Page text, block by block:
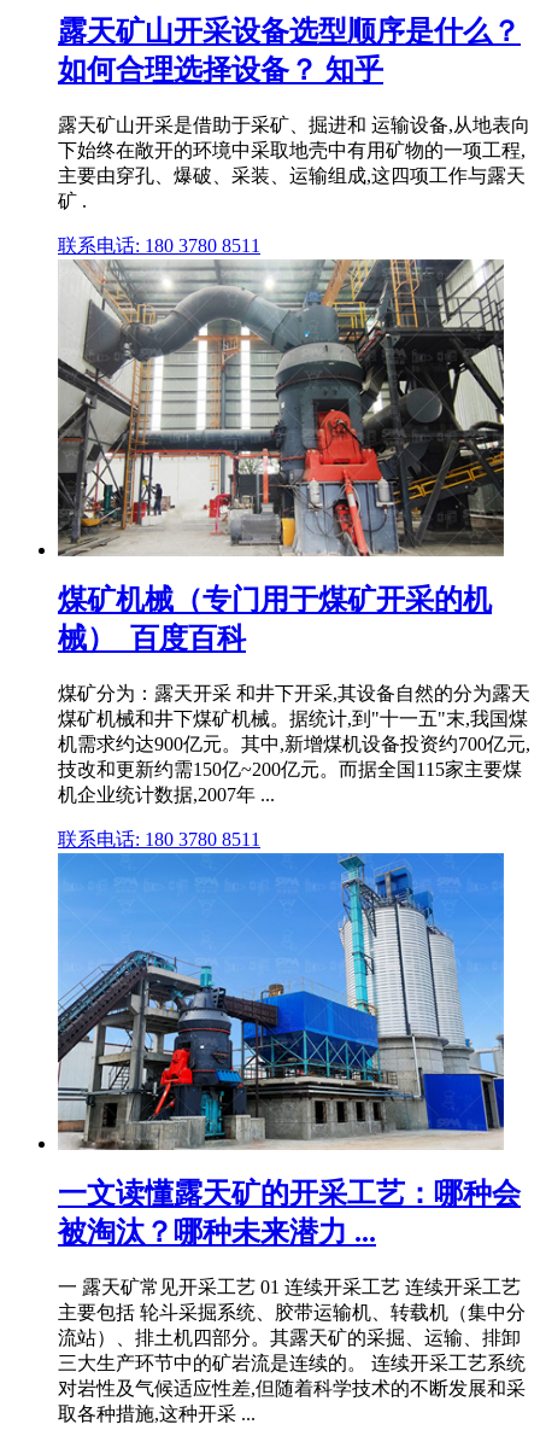
露天矿山开采设备选型顺序是什么？
如何合理选择设备？ 知乎
露天矿山开采是借助于采矿、掘进和 运输设备,从地表向
下始终在敞开的环境中采取地壳中有用矿物的一项工程,
主要由穿孔、爆破、采装、运输组成,这四项工作与露天
矿 .
联系电话: 180 3780 8511
煤矿机械（专门用于煤矿开采的机
械）_百度百科
煤矿分为：露天开采 和井下开采,其设备自然的分为露天
煤矿机械和井下煤矿机械。据统计,到"十一五"末,我国煤
机需求约达900亿元。其中,新增煤机设备投资约700亿元,
技改和更新约需150亿~200亿元。而据全国115家主要煤
机企业统计数据,2007年 ...
联系电话: 180 3780 8511
一文读懂露天矿的开采工艺：哪种会
被淘汰？哪种未来潜力 ...
一 露天矿常见开采工艺 01 连续开采工艺 连续开采工艺
主要包括 轮斗采掘系统、胶带运输机、转载机（集中分
流站）、排土机四部分。其露天矿的采掘、运输、排卸
三大生产环节中的矿岩流是连续的。 连续开采工艺系统
对岩性及气候适应性差,但随着科学技术的不断发展和采
取各种措施,这种开采 ...